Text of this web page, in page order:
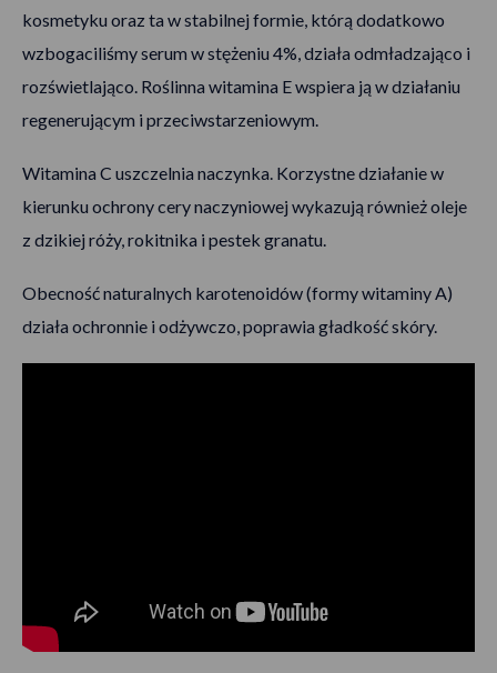
kosmetyku oraz ta w stabilnej formie, którą dodatkowo
wzbogaciliśmy serum w stężeniu 4%, działa odmładzająco i
rozświetlająco. Roślinna witamina E wspiera ją w działaniu
regenerującym i przeciwstarzeniowym.
Witamina C uszczelnia naczynka. Korzystne działanie w
kierunku ochrony cery naczyniowej wykazują również oleje
z dzikiej róży, rokitnika i pestek granatu.
Obecność naturalnych karotenoidów (formy witaminy A)
działa ochronnie i odżywczo, poprawia gładkość skóry.